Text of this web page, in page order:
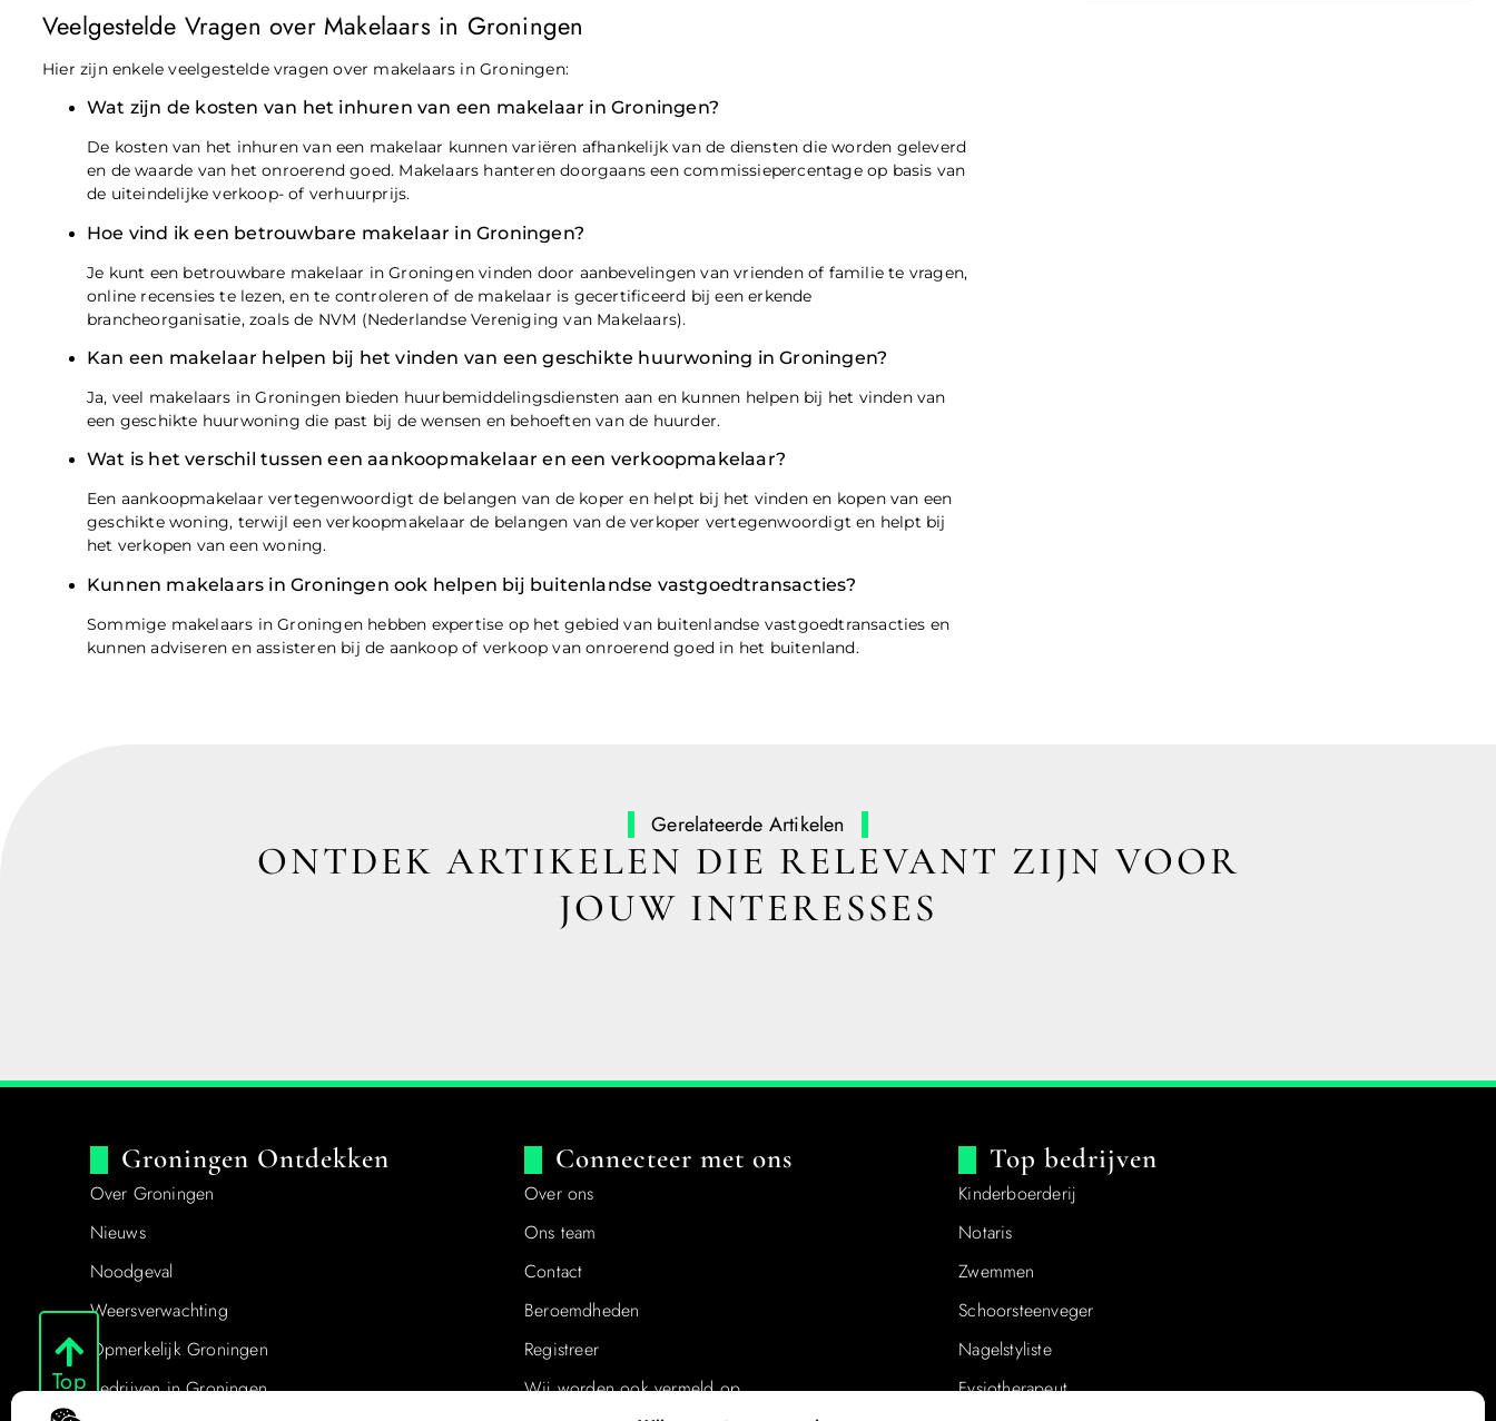
Top
Veelgestelde Vragen over Makelaars in Groningen
Hier zijn enkele veelgestelde vragen over makelaars in Groningen:
Wat zijn de kosten van het inhuren van een makelaar in Groningen?
De kosten van het inhuren van een makelaar kunnen variëren afhankelijk van de diensten die worden geleverd
en de waarde van het onroerend goed. Makelaars hanteren doorgaans een commissiepercentage op basis van
de uiteindelijke verkoop- of verhuurprijs.
Hoe vind ik een betrouwbare makelaar in Groningen?
Je kunt een betrouwbare makelaar in Groningen vinden door aanbevelingen van vrienden of familie te vragen,
online recensies te lezen, en te controleren of de makelaar is gecertificeerd bij een erkende
brancheorganisatie, zoals de NVM (Nederlandse Vereniging van Makelaars).
Kan een makelaar helpen bij het vinden van een geschikte huurwoning in Groningen?
Ja, veel makelaars in Groningen bieden huurbemiddelingsdiensten aan en kunnen helpen bij het vinden van
een geschikte huurwoning die past bij de wensen en behoeften van de huurder.
Wat is het verschil tussen een aankoopmakelaar en een verkoopmakelaar?
Een aankoopmakelaar vertegenwoordigt de belangen van de koper en helpt bij het vinden en kopen van een
geschikte woning, terwijl een verkoopmakelaar de belangen van de verkoper vertegenwoordigt en helpt bij
het verkopen van een woning.
Kunnen makelaars in Groningen ook helpen bij buitenlandse vastgoedtransacties?
Sommige makelaars in Groningen hebben expertise op het gebied van buitenlandse vastgoedtransacties en
kunnen adviseren en assisteren bij de aankoop of verkoop van onroerend goed in het buitenland.
Gerelateerde Artikelen
ONTDEK ARTIKELEN DIE RELEVANT ZIJN VOOR
JOUW INTERESSES
Groningen Ontdekken
Over Groningen
Nieuws
Noodgeval
Weersverwachting
Opmerkelijk Groningen
Bedrijven in Groningen
Connecteer met ons
Over ons
Ons team
Contact
Beroemdheden​
Registreer
Wij worden ook vermeld op
Top bedrijven
Kinderboerderij
Notaris
Zwemmen
Schoorsteenveger
Nagelstyliste
Fysiotherapeut